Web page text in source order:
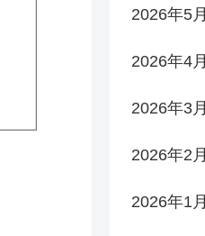
2026年5月
2026年4月
2026年3月
2026年2月
2026年1月